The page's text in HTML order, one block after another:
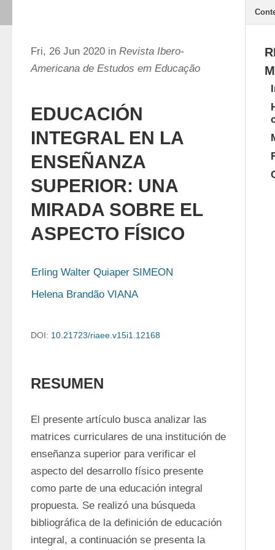
Fri, 26 Jun 2020 in Revista Ibero-
Americana de Estudos em Educação
EDUCACIÓN
INTEGRAL EN LA
ENSEÑANZA
SUPERIOR: UNA
MIRADA SOBRE EL
ASPECTO FÍSICO
Erling Walter Quiaper SIMEON
Helena Brandão VIANA
DOI: 10.21723/riaee.v15i1.12168
RESUMEN
El presente artículo busca analizar las
matrices curriculares de una institución de
enseñanza superior para verificar el
aspecto del desarrollo físico presente
como parte de una educación integral
propuesta. Se realizó una búsqueda
bibliográfica de la definición de educación
integral, a continuación se presenta la